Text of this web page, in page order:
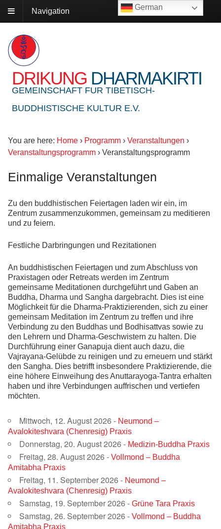
Navigation
DRIKUNG DHARMAKIRTI
GEMEINSCHAFT FUR TIBETISCH-
BUDDHISTISCHE KULTUR E.V.
You are here: Home › Programm › Veranstaltungen ›
Veranstaltungsprogramm › Veranstaltungsprogramm
Einmalige Veranstaltungen
Zu den buddhistischen Feiertagen laden wir ein, im
Zentrum zusammenzukommen, gemeinsam zu meditieren
und zu feiern.
Festliche Darbringungen und Rezitationen
An buddhistischen Feiertagen und zum Abschluss von
Praxistagen oder Retreats werden im Zentrum
gemeinsame Meditationen durchgeführt und Gaben an
Buddha, Dharma und Sangha dargebracht. Dies ist eine
Möglichkeit für die Dharma-Praktizierenden, sich zu einer
gemeinsam Meditation im Zentrum zu treffen und ihre
Verbindung zu den Buddhas und Bodhisattvas sowie zu
den Lehrern und Dharma-Geschwistern zu halten. Die
Durchführung einer Ganapuja dient auch dazu, die
Vajrayana-Gelübde zu reinigen und zu erneuern und stärkt
den Sangha. Dies betrifft insbesondere Praktizierende, die
eine höhere Einweihung des Anuttarayoga-Tantra erhalten
haben und ihre Verbindungen auffrischen und vertiefen
möchten.
Mittwoch, 12. August 2026 - Neumond –
Avalokiteshvara (Chenresig) Praxis
Donnerstag, 20. August 2026 - Medizin-Buddha Praxis
Freitag, 28. August 2026 - Vollmond – Buddha
Amitabha Praxis
Freitag, 11. September 2026 - Neumond –
Avalokiteshvara (Chenresig) Praxis
Samstag, 19. September 2026 - Grüne Tara Praxis
Samstag, 26. September 2026 - Vollmond – Buddha
Amitabha Praxis
German